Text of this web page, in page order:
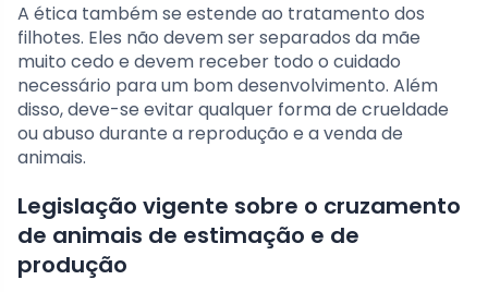
A ética também se estende ao tratamento dos
filhotes. Eles não devem ser separados da mãe
muito cedo e devem receber todo o cuidado
necessário para um bom desenvolvimento. Além
disso, deve-se evitar qualquer forma de crueldade
ou abuso durante a reprodução e a venda de
animais.
Legislação vigente sobre o cruzamento
de animais de estimação e de
produção